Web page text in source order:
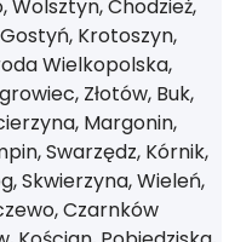
Wolsztyn, Chodzież,
Krotoszyn,
Wielkopolska,
Złotów, Buk,
Margonin,
Swarzędz, Kórnik,
Skwierzyna, Wieleń,
Czarnków